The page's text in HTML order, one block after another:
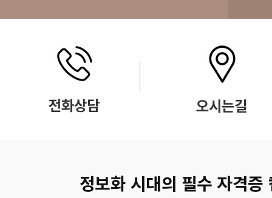
정보화 시대의 필수 자격증